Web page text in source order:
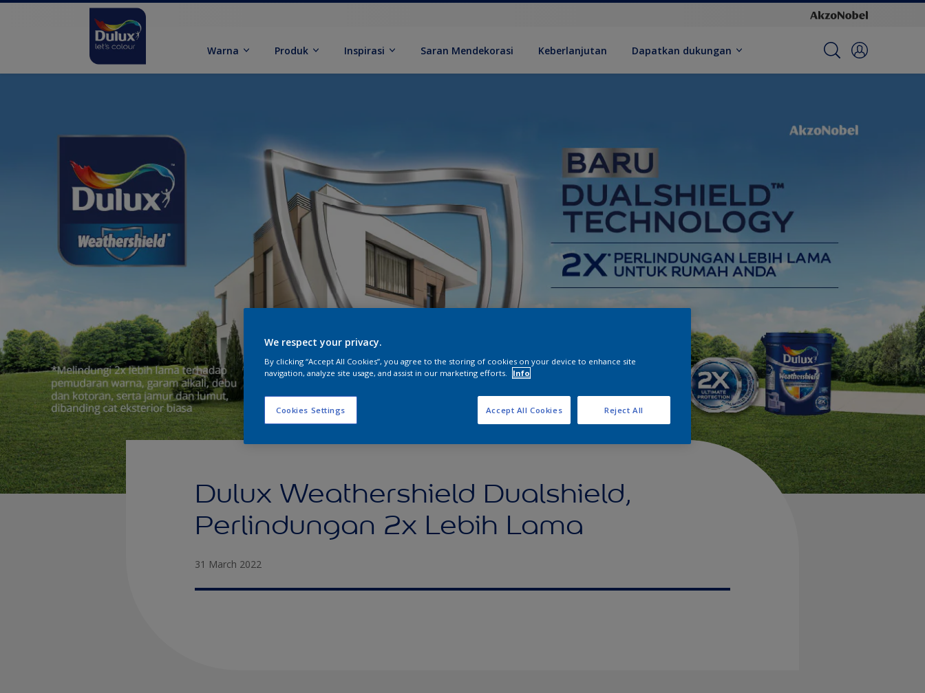
Warna Produk Inspirasi Saran Mendekorasi Keberlanjutan Dapatkan dukungan
Dulux Weathershield Dualshield,
Perlindungan 2x Lebih Lama
31 March 2022
We respect your privacy.
By clicking “Accept All Cookies”, you agree to the storing of cookies on your device to enhance site
navigation, analyze site usage, and assist in our marketing efforts.
Info
Cookies Settings Reject All
Accept All Cookies